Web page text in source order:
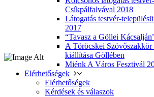
Csíkpálfalvával 2018
Látogatás testvér-
2017
“Tavasz a Göllei
A Töröcskei Szövőszakkör
kiállítása Göllében
Miénk A Város Fesztivál
Elérhetőségek
Elérhetőségek
Kérdések és válaszok